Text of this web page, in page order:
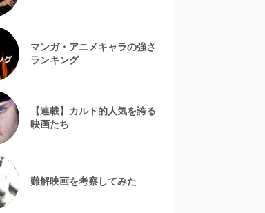
マンガ・アニメキャラの強さ
ランキング
【連載】カルト的人気を誇る
映画たち
難解映画を考察してみた